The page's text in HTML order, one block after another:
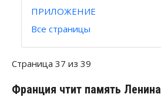
ПРИЛОЖЕНИЕ
Все страницы
Страница 37 из 39
Франция чтит память Ленина